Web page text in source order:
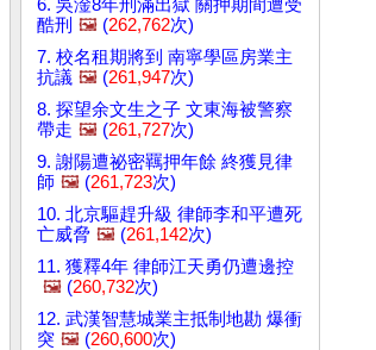
6. 吳淦8年刑滿出獄 關押期間遭受
酷刑 🖼️ (262,762次)
7. 校名租期將到 南寧學區房業主
抗議 🖼️ (261,947次)
8. 探望余文生之子 文東海被警察
帶走 🖼️ (261,727次)
9. 謝陽遭祕密羈押年餘 終獲見律
師 🖼️ (261,723次)
10. 北京驅趕升級 律師李和平遭死
亡威脅 🖼️ (261,142次)
11. 獲釋4年 律師江天勇仍遭邊控
🖼️ (260,732次)
12. 武漢智慧城業主抵制地勘 爆衝
突 🖼️ (260,600次)